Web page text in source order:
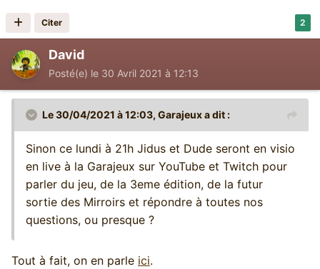
2
Citer
David
Posté(e) le 30 Avril 2021 à 12:13
Le 30/04/2021 à 12:03, Garajeuxa dit :
Sinon ce lundi à 21h Jidus et Dude seront en visio
en live à la Garajeux sur YouTube et Twitch pour
parler du jeu, de la 3eme édition, de la futur
sortie des Mirroirs et répondre à toutes nos
questions, ou presque ?
Tout à fait, on en parle ici.